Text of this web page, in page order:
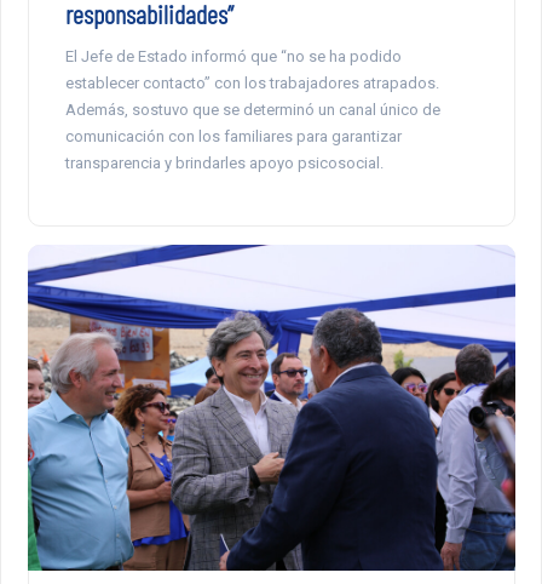
responsabilidades”
El Jefe de Estado informó que “no se ha podido
establecer contacto” con los trabajadores atrapados.
Además, sostuvo que se determinó un canal único de
comunicación con los familiares para garantizar
transparencia y brindarles apoyo psicosocial.